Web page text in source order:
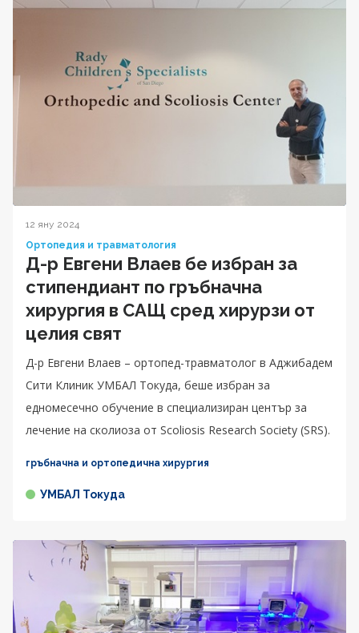
12 яну 2024
Ортопедия и травматология
Д-р Евгени Влаев бе избран за
стипендиант по гръбначна
хирургия в САЩ сред хирурзи от
целия свят
Д-р Евгени Влаев – ортопед-травматолог в Аджибадем
Сити Клиник УМБАЛ Токуда, беше избран за
едномесечно обучение в специализиран център за
лечение на сколиоза от Scoliosis Research Society (SRS).
гръбначна и ортопедична хирургия
УМБАЛ Токуда